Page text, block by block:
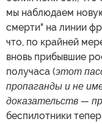
мы наблюдаем
смерти" на линии
что, по крайней
вновь прибывшие
получаса (этот
пропаганды и не
доказательств —
беспилотники